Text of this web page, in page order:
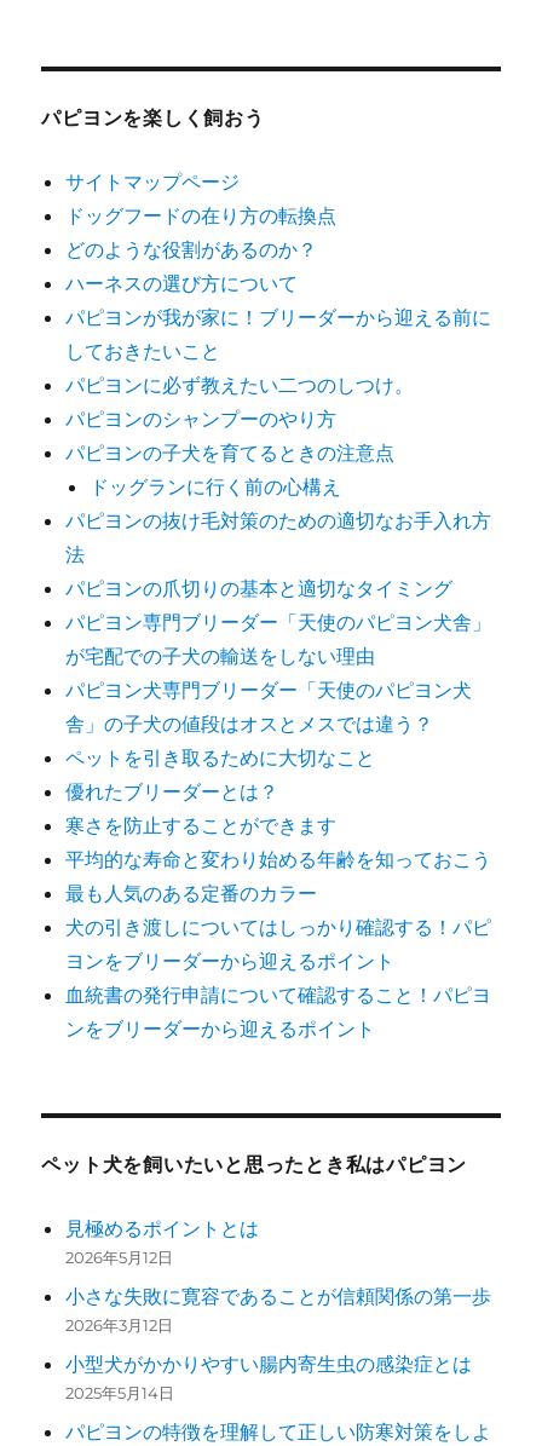
つ
聞
い
て
お
く！
パ
ヨ
ン
を
ブ
リ
ー
ダ
ら
迎
え
る
ポ
イ
ン
ト
に
パピヨンを楽しく飼おう
サイトマップページ
ドッグフードの在り方の転換点
どのような役割があるのか？
ハーネスの選び方について
パピヨンが我が家に！ブリーダーから迎える前に
しておきたいこと
パピヨンに必ず教えたい二つのしつけ。
パピヨンのシャンプーのやり方
パピヨンの子犬を育てるときの注意点
ドッグランに行く前の心構え
パピヨンの抜け毛対策のための適切なお手入れ方
法
パピヨンの爪切りの基本と適切なタイミング
パピヨン専門ブリーダー「天使のパピヨン犬舎」
が宅配での子犬の輸送をしない理由
パピヨン犬専門ブリーダー「天使のパピヨン犬
舎」の子犬の値段はオスとメスでは違う？
ペットを引き取るために大切なこと
優れたブリーダーとは？
寒さを防止することができます
平均的な寿命と変わり始める年齢を知っておこう
最も人気のある定番のカラー
犬の引き渡しについてはしっかり確認する！パピ
ヨンをブリーダーから迎えるポイント
血統書の発行申請について確認すること！パピヨ
ンをブリーダーから迎えるポイント
ペット犬を飼いたいと思ったとき私はパピヨン
見極めるポイントとは
2026年5月12日
小さな失敗に寛容であることが信頼関係の第一歩
2026年3月12日
小型犬がかかりやすい腸内寄生虫の感染症とは
2025年5月14日
パピヨンの特徴を理解して正しい防寒対策をしよ